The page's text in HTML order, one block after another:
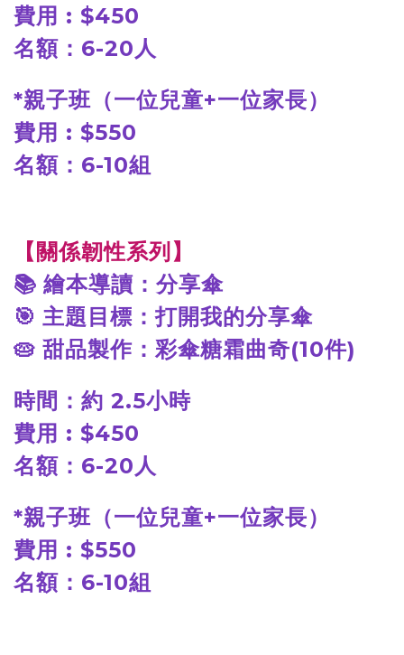
費用 : $450
名額：6-20人
*親子班（一位兒童+一位家長）
費用 : $550
名額：6-10組
【關係韌性系列】
📚 繪本導讀：分享傘
🎯 主題目標：打開我的分享傘
🥧 甜品製作：彩傘糖霜曲奇(10件)
時間：約 2.5小時
費用 : $450
名額：6-20人
*親子班（一位兒童+一位家長）
費用 : $550
名額：6-10組